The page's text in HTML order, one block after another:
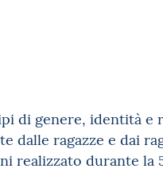
di genere, identità e
dalle ragazze e dai
durante la